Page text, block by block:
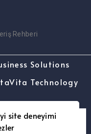
site deneyimi
Rehberi
Solutions
Technology